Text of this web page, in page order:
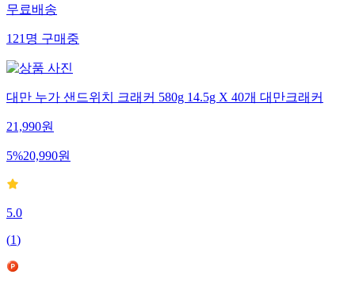
무료배송
121명구매중
대만 누가 샌드위치 크래커 580g 14.5g X 40개 대만크래커
21,990원
5%20,990원
5.0
(1)